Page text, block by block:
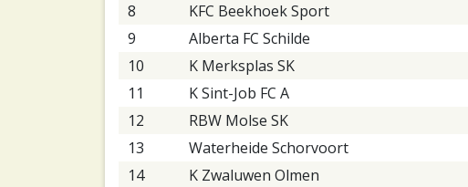
8
KFC Beekhoek Sport
9
Alberta FC Schilde
10
K Merksplas SK
11
K Sint-Job FC A
12
RBW Molse SK
13
Waterheide Schorvoort
14
K Zwaluwen Olmen